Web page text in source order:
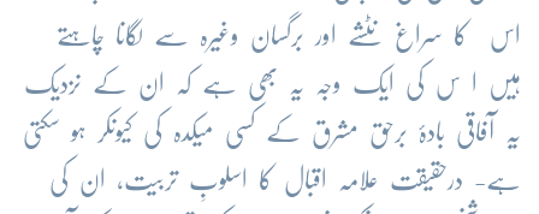
اس کا سراغ نٹشے اور برگسان وغیرہ سے لگانا چاہتے
ہیں ا س کی ایک وجہ یہ بھی ہے کہ ان کے نزدیک
یہ آفاقی بادۂ برحق مشرق کے کسی میکدہ کی کیونکر ہو سکتی
ہے- درحقیقت علامہ اقبال کا اسلوبِ تربیت، ان کی